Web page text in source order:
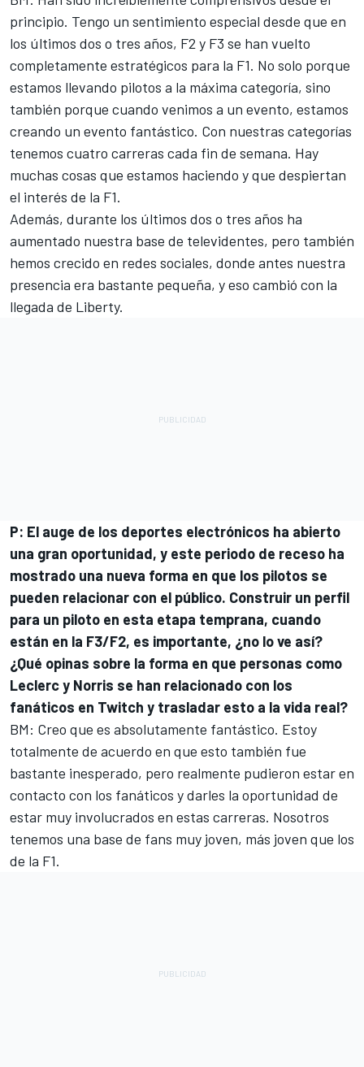
principio. Tengo un sentimiento especial desde que en
los últimos dos o tres años, F2 y F3 se han vuelto
completamente estratégicos para la F1. No solo porque
estamos llevando pilotos a la máxima categoría, sino
también porque cuando venimos a un evento, estamos
creando un evento fantástico. Con nuestras categorías
tenemos cuatro carreras cada fin de semana. Hay
muchas cosas que estamos haciendo y que despiertan
el interés de la F1.
Además, durante los últimos dos o tres años ha
aumentado nuestra base de televidentes, pero también
hemos crecido en redes sociales, donde antes nuestra
presencia era bastante pequeña, y eso cambió con la
llegada de Liberty.
P: El auge de los deportes electrónicos ha abierto
una gran oportunidad, y este periodo de receso ha
mostrado una nueva forma en que los pilotos se
pueden relacionar con el público. Construir un perfil
para un piloto en esta etapa temprana, cuando
están en la F3/F2, es importante, ¿no lo ve así?
¿Qué opinas sobre la forma en que personas como
Leclerc y Norris se han relacionado con los
fanáticos en Twitch y trasladar esto a la vida real?
BM: Creo que es absolutamente fantástico. Estoy
totalmente de acuerdo en que esto también fue
bastante inesperado, pero realmente pudieron estar en
contacto con los fanáticos y darles la oportunidad de
estar muy involucrados en estas carreras. Nosotros
tenemos una base de fans muy joven, más joven que los
de la F1.